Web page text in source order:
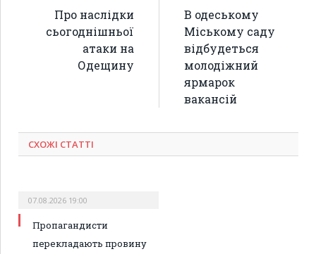
Про наслідки
сьогоднішньої
атаки на
Одещину
В одеському
Міському саду
відбудеться
молодіжний
ярмарок
вакансій
СХОЖІ СТАТТІ
07.08.2026 19:00
Пропагандисти
перекладають провину